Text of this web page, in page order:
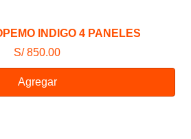
INDIGO 4 PANELES
S/ 850.00
Agregar